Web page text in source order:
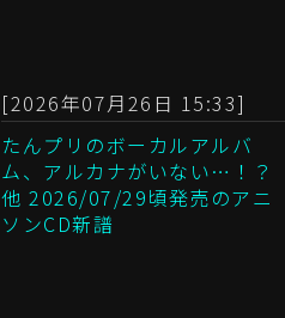
[2026年07月26日 15:33]
たんプリのボーカルアルバ
ム、アルカナがいない…！？
他 2026/07/29頃発売のアニ
ソンCD新譜